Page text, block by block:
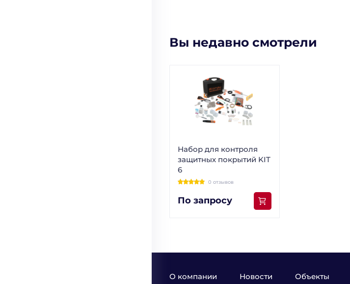
Вы недавно смотрели
Набор для контроля
защитных покрытий KIT
6
0 отзывов
По запросу
О компании Новости Объекты